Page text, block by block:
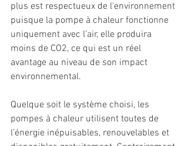
plus est respectueux de l'environnement
puisque la pompe à chaleur fonctionne
uniquement avec l'air, elle produira
moins de CO2, ce qui est un réel
avantage au niveau de son impact
environnemental.
Quelque soit le système choisi, les
pompes à chaleur utilisent toutes de
l’énergie inépuisables, renouvelables et